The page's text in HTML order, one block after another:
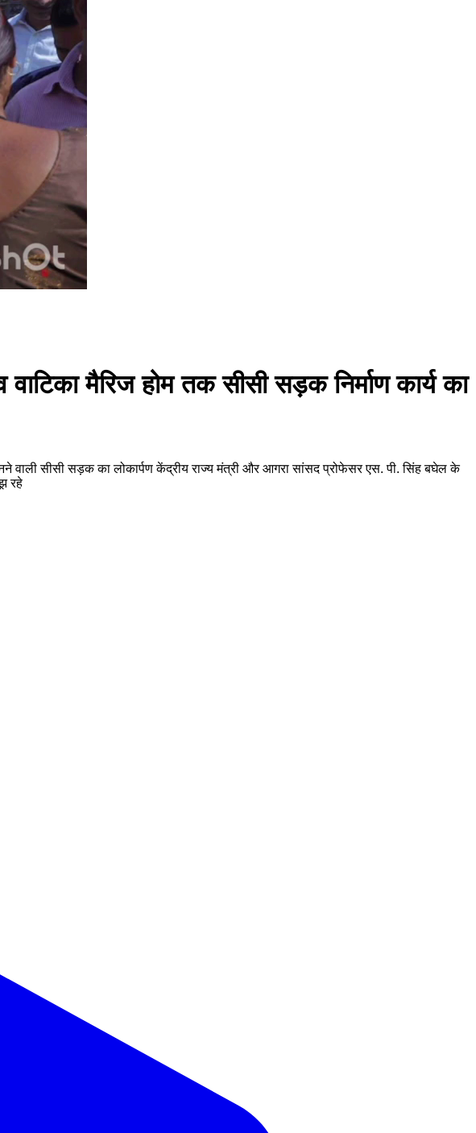
मैरिज होम तक सीसी सड़क निर्माण कार्य का
वाली सीसी सड़क का लोकार्पण केंद्रीय राज्य मंत्री और आगरा सांसद प्रोफेसर एस. पी. सिंह बघेल के
रहे